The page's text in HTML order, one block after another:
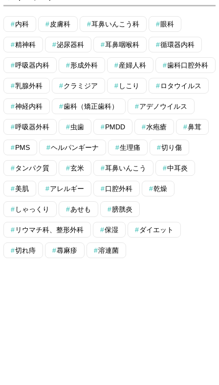
内科 皮膚科 耳鼻いんこう科 眼科
精神科 泌尿器科 耳鼻咽喉科 循環器内科
呼吸器内科 形成外科 産婦人科 歯科口腔外科
乳腺外科 クラミジア しこり ロタウイルス
神経内科 歯科（矯正歯科） アデノウイルス
呼吸器外科 虫歯 PMDD 水疱瘡 鼻茸
PMS ヘルパンギーナ 生理痛 切り傷
タンパク質 玄米 耳鼻いんこう 中耳炎
美肌 アレルギー 口腔外科 乾燥
しゃっくり あせも 膀胱炎
リウマチ科、整形外科 保湿 ダイエット
切れ痔 蕁麻疹 溶連菌